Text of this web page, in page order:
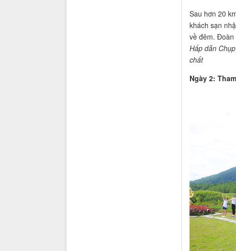
Sau hơn 20
khách sạn
về đêm. Đoàn
Hấp dẫn
chất
Ngày 2: